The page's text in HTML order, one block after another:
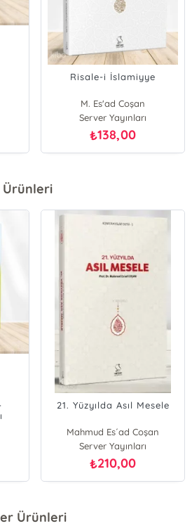
Risale-i İslamiyye
M. Es'ad Coşan
Server Yayınları
₺138,00
Ürünleri
21. Yüzyılda Asıl Mesele
Mahmud Es´ad Coşan
Server Yayınları
₺210,00
Ürünleri